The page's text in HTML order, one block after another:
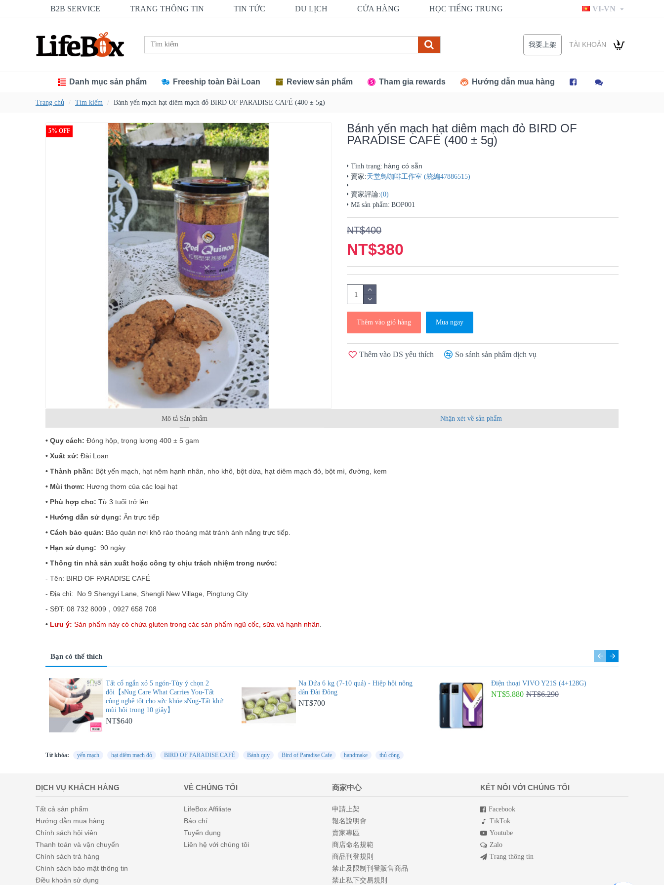
B2B SERVICE TRANG THÔNG TIN TIN TỨC DU LỊCH CỬA HÀNG HỌC TIẾNG TRUNG VI-VN
我要上架 TÀI KHOẢN
Danh mục sản phẩm Freeship toàn Đài Loan Review sản phẩm Tham gia rewards Hướng dẫn mua hàng
Trang chủ Tìm kiếm Bánh yến mạch hạt diêm mạch đỏ BIRD OF PARADISE CAFÉ (400 ± 5g)
5% OFF
Bánh yến mạch hạt diêm mạch đỏ BIRD OF
PARADISE CAFÉ (400 ± 5g)
Tình trạng: hàng có sẵn
賣家:天堂鳥咖啡工作室 (統編47886515)
賣家評論:(0)
Mã sản phẩm: BOP001
NT$380
NT$400
Thêm vào giỏ hàng Mua ngay
Thêm vào DS yêu thích So sánh sản phẩm dịch vụ
Bạn có thể thích
Tất cổ ngắn xỏ 5 ngón-Tùy ý chọn 2
đôi【sNug Care What Carries You-Tất
công nghệ tốt cho sức khỏe sNug-Tất khử
mùi hôi trong 10 giây】
NT$640
Na Dứa 6 kg (7-10 quả) - Hiệp hội nông
dân Đài Đông
NT$700
Điện thoại VIVO Y21S (4+128G)
NT$5.880 NT$6.290
Mô tả Sản phẩm Nhận xét về sản phẩm
• Quy cách: Đóng hộp, trọng lượng 400 ± 5 gam
• Xuất xứ: Đài Loan
• Thành phần: Bột yến mạch, hạt nêm hạnh nhân, nho khô, bột dừa, hạt diêm mạch đỏ, bột mì, đường, kem
• Mùi thơm: Hương thơm của các loại hạt
• Phù hợp cho: Từ 3 tuổi trở lên
• Hướng dẫn sử dụng: Ăn trực tiếp
• Cách bảo quản: Bảo quản nơi khô ráo thoáng mát tránh ánh nắng trực tiếp.
• Hạn sử dụng: 90 ngày
• Thông tin nhà sản xuất hoặc công ty chịu trách nhiệm trong nước:
- Tên: BIRD OF PARADISE CAFÉ
- Địa chỉ: No 9 Shengyi Lane, Shengli New Village, Pingtung City
- SĐT: 08 732 8009 ， 0927 658 708
• Lưu ý: Sản phẩm này có chứa gluten trong các sản phẩm ngũ cốc, sữa và hạnh nhân
Từ khóa: yến mạch hạt diêm mạch đỏ BIRD OF PARADISE CAFÉ Bánh quy Bird of Paradise Cafe handmake thủ công
DỊCH VỤ KHÁCH HÀNG
Tất cả sản phẩm
Hướng dẫn mua hàng
Chính sách hội viên
Thanh toán và vận chuyển
Chính sách trả hàng
Chính sách bảo mật thông tin
Điều khoản sử dụng
VỀ CHÚNG TÔI
LifeBox Affiliate
Báo chí
Tuyển dụng
Liên hệ với chúng tôi
商家中心
申請上架
報名說明會
賣家專區
商店命名規範
商品刊登規則
禁止及限制刊登販售商品
禁止私下交易規則
KẾT NỐI VỚI CHÚNG TÔI
Facebook
TikTok
Youtube
Zalo
Trang thông tin